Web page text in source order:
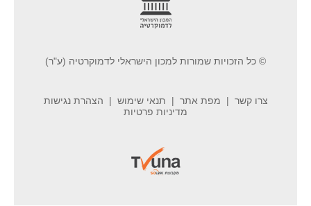
© כל הזכויות שמורות למכון הישראלי לדמוקרטיה (ע"ר)
צרו קשר מפת אתר תנאי שימוש
הצהרת נגישות
מדיניות פרטיות